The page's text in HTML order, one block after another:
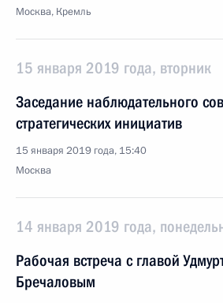
Москва, Кремль
15 января 2019 года, вторник
Заседание наблюдательного
стратегических инициатив
15 января 2019 года, 15:40
Москва
14 января 2019 года,
Рабочая встреча с главой
Бречаловым